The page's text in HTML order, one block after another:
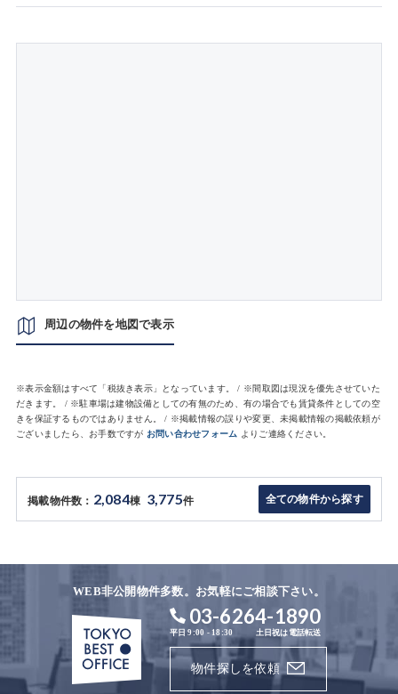
周辺の物件を地図で表示
※表示金額はすべて「税抜き表示」となっています。 / ※間取図は現況を優先させていた
だきます。 / ※駐車場は建物設備としての有無のため、有の場合でも賃貸条件としての空
きを保証するものではありません。 / ※掲載情報の誤りや変更、未掲載情報の掲載依頼が
ございましたら、お手数ですが お問い合わせフォーム よりご連絡ください。
掲載物件数： 2,084棟 3,775件 全ての物件から探す
WEB非公開物件多数。お気軽にご相談下さい。
03-6264-1890
平日 9:00 - 18:30 土日祝は電話転送
物件探しを依頼